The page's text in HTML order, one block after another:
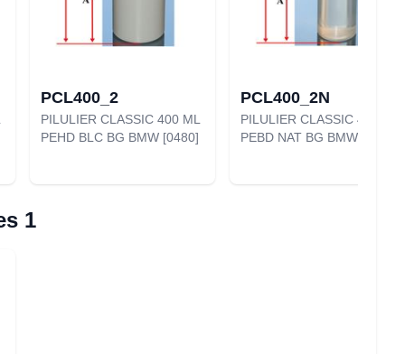
PCL400_2
PILULIER CLASSIC 400 ML
PEHD BLC BG BMW [0480]
PCL400_2N
PILULIER CLASSIC 400 ML
PEBD NAT BG BMW [0479]
1